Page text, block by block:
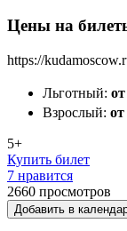
Цены на
https://
Льготный:
Взрослый: от
5+
Купить билет
7 нравится
2660 просмотров
Добавить в